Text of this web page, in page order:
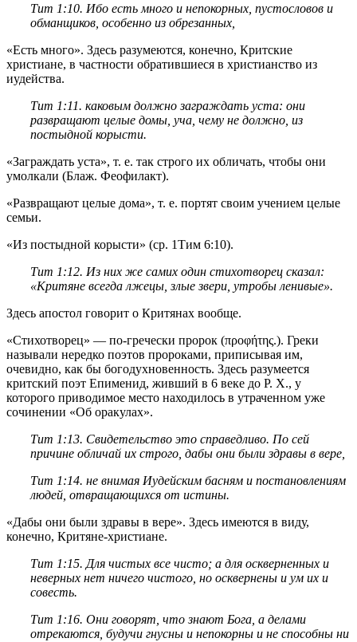
Тит 1:10. Ибо есть много и непокорных, пустословов и
обманщиков, особенно из обрезанных,
«Есть много». Здесь разумеются, конечно, Критские
христиане, в частности обратившиеся в христианство из
иудейства.
Тит 1:11. каковым должно заграждать уста: они
развращают целые домы, уча, чему не должно, из
постыдной корысти.
«Заграждать уста», т. е. так строго их обличать, чтобы они
умолкали (Блаж. Феофилакт).
«Развращают целые дома», т. е. портят своим учением целые
семьи.
«Из постыдной корысти» (ср. 1Тим 6:10).
Тит 1:12. Из них же самих один стихотворец сказал:
«Критяне всегда лжецы, злые звери, утробы ленивые».
Здесь апостол говорит о Критянах вообще.
«Стихотворец» — по-гречески пророк (προφήτης.). Греки
называли нередко поэтов пророками, приписывая им,
очевидно, как бы богодухновенность. Здесь разумеется
критский поэт Епименид, живший в 6 веке до Р. X., у
которого приводимое место находилось в утраченном уже
сочинении «Об оракулах».
Тит 1:13. Свидетельство это справедливо. По сей
причине обличай их строго, дабы они были здравы в вере,
Тит 1:14. не внимая Иудейским басням и постановлениям
людей, отвращающихся от истины.
«Дабы они были здравы в вере». Здесь имеются в виду,
конечно, Критяне-христиане.
Тит 1:15. Для чистых все чисто; а для оскверненных и
неверных нет ничего чистого, но осквернены и ум их и
совесть.
Тит 1:16. Они говорят, что знают Бога, а делами
отрекаются, будучи гнусны и непокорны и не способны ни